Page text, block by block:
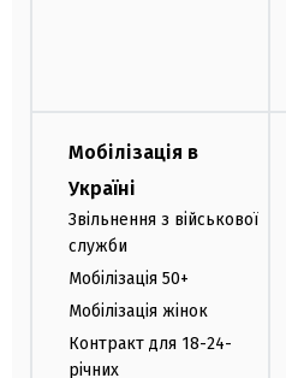
Мобілізація в
Україні
Звільнення з військової
служби
Мобілізація 50+
Мобілізація жінок
Контракт для 18-24-
річних